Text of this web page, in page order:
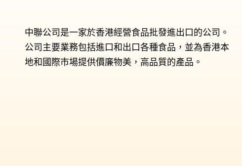
中聯公司是一家於香港經營食品批發進出口的公司。
公司主要業務包括進口和出口各種食品，並為香港本
地和國際市場提供價廉物美，高品質的產品。